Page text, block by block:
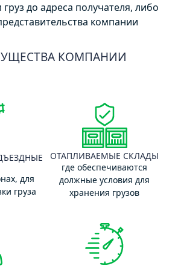
до адреса получателя, либо
компании
КОМПАНИИ
для
груза
ОТАПЛИВАЕМЫЕ СКЛАДЫ
где обеспечиваются
должные условия для
хранения грузов